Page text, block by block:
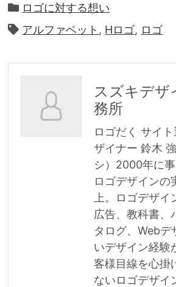
ロゴに対する想い
アルファベット , Hロゴ, ロゴ
スズキデザ
務所
ロゴだく サイ
ザイナー 鈴木
シ）2000年に事
ロゴデザインの
上。ロゴデザイ
広告、教科書、
タログ、Webデ
いデザイン経験
客様目線を心掛
ないロゴデザイ